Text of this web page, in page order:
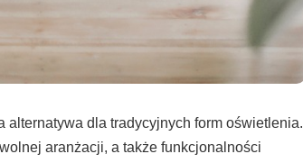
alternatywa dla tradycyjnych form oświetlenia.
aranżacji, a także funkcjonalności